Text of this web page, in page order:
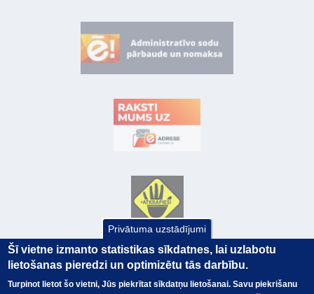
Privātuma uzstādījumi
Šī vietne izmanto statistikas sīkdatnes, lai uzlabotu
lietošanas pieredzi un optimizētu tās darbību.
Turpinot lietot šo vietni, Jūs piekrītat sīkdatņu lietošanai. Savu piekrišanu